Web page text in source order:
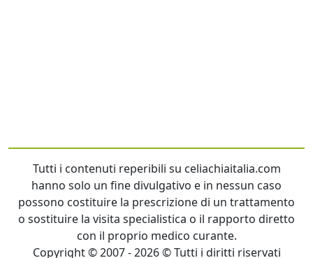
Tutti i contenuti reperibili su celiachiaitalia.com
hanno solo un fine divulgativo e in nessun caso
possono costituire la prescrizione di un trattamento
o sostituire la visita specialistica o il rapporto diretto
con il proprio medico curante.
Copyright © 2007 - 2026 © Tutti i diritti riservati